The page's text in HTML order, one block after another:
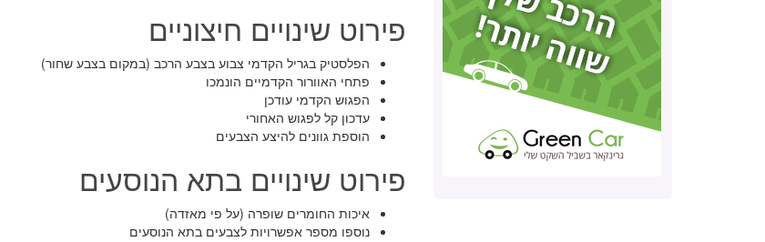
פירוט שינויים חיצוניים
הפלסטיק בגריל הקדמי צבוע בצבע הרכב (במקום בצבע שחור)
פתחי האוורור הקדמיים הונמכו
הפגוש הקדמי עודכן
עדכון קל לפגוש האחורי
הוספת גוונים להיצע הצבעים
פירוט שינויים בתא הנוסעים
איכות החומרים שופרה (על פי מאזדה)
נוספו מספר אפשרויות לצבעים בתא הנוסעים